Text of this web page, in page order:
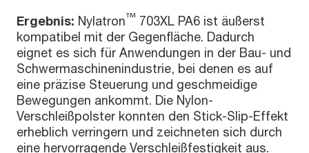
Ergebnis: Nylatron™ 703XL PA6 ist äußerst
kompatibel mit der Gegenfläche. Dadurch
eignet es sich für Anwendungen in der Bau- und
Schwermaschinenindustrie, bei denen es auf
eine präzise Steuerung und geschmeidige
Bewegungen ankommt. Die Nylon-
Verschleißpolster konnten den Stick-Slip-Effekt
erheblich verringern und zeichneten sich durch
eine hervorragende Verschleißfestigkeit aus.